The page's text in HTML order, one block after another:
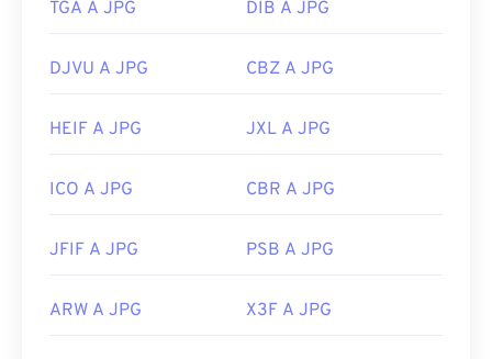
TGA A JPG DIB A JPG
DJVU A JPG CBZ A JPG
HEIF A JPG JXL A JPG
ICO A JPG CBR A JPG
JFIF A JPG PSB A JPG
ARW A JPG X3F A JPG